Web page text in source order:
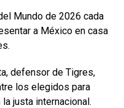
Mundo de 2026 cada
a México en casa
defensor de Tigres,
los elegidos para
justa internacional.